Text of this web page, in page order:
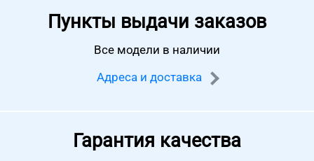
Пункты выдачи заказов
Все модели в наличии
Адреса и доставка
Гарантия качества